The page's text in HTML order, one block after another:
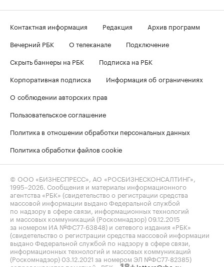
Контактная информация Редакция
Архив программ
Вечерний РБК
О телеканале
Подключение
Скрыть баннеры на РБК
Подписка на РБК
Корпоративная подписка
Информация об ограничениях
О соблюдении авторских прав
Пользовательское соглашение
Политика в отношении обработки персональных данных
Политика обработки файлов cookie
© ООО «БИЗНЕСПРЕСС», АО «РОСБИЗНЕСКОНСАЛТИНГ»,
1995–2026 . Сообщения и материалы информационного
агентства «РБК» (свидетельство о регистрации средства
массовой информации выдано Федеральной службой
по надзору в сфере связи, информационных технологий
и массовых коммуникаций (Роскомнадзор) 09.12.2015
за номером ИА №ФС77-63848) и сетевого издания «РБК»
(свидетельство о регистрации средства массовой информации
выдано Федеральной службой по надзору в сфере связи,
информационных технологий и массовых коммуникаций
(Роскомнадзор) 03.12.2021 за номером ЭЛ №ФС77-82385)